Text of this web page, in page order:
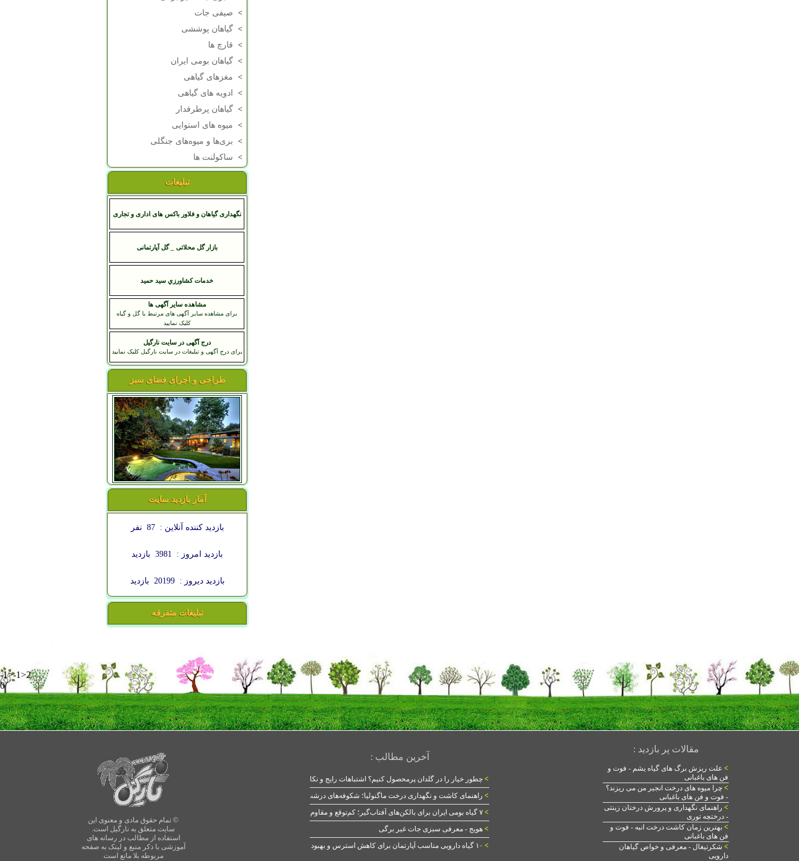
> صیفی جات
> گیاهان پوششی
> قارچ ها
> گیاهان بومی ایران
> مغزهای گیاهی
>
ادویه های گیاهی
> گیاهان پرطرفدار
> میوه های استوایی
> بری‌ها و میوه‌های جنگلی
> ساکولنت ها
تبلیغات
نگهداری گیاهان و فلاور باکس های اداری و تجاری
بازار گل محلاتی _ گل آپارتمانی
خدمات کشاورزي سيد حميد
مشاهده سایر آگهی ها
برای مشاهده سایر آگهی های مرتبط با گل و گیاه
کلیک نمایید
درج آگهی در سایت نارگیل
برای درج آگهی و تبلیغات در سایت نارگیل کلیک نمایید
طراحی و اجرای فضای سبز
آمار بازدید سایت
بازدید کننده آنلاین : 87 نفر
بازدید امروز : 3981 بازدید
بازدید دیروز : 20199 بازدید
تبلیغات متفرقه
-1>-1>2
0
© تمام حقوق مادی و معنوی این
سایت متعلق به نارگیل است.
استفاده از مطالب در رسانه های
آموزشی با ذکر منبع و لینک به صفحه
مربوطه بلا مانع است
آخرین مطالب :
> چطور خیار را در گلدان پرمحصول کنیم؟ اشتباهات رایج و نکات طلایی
> راهنمای کاشت و نگهداری درخت ماگنولیا؛ شکوفه‌های درشت در بهار
> ۷ گیاه بومی ایران برای بالکن‌های آفتاب‌گیر؛ کم‌توقع و مقاوم
> هویج - معرفی سبزی جات غیر برگی
> ۱۰ گیاه دارویی مناسب آپارتمان برای کاهش استرس و بهبود خواب
مقالات پر بازدید :
> علت ریزش برگ های گیاه یشم - فوت و
فن های باغبانی
> چرا میوه های درخت انجیر من می ریزند؟
- فوت و فن های باغبانی
> راهنمای نگهداری و پرورش درختان زینتی
- درختچه توری
> بهترین زمان کاشت درخت انبه - فوت و
فن های باغبانی
> شکرتیغال - معرفی و خواص گیاهان
دارویی